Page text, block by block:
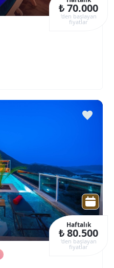
₺ 70.000
‘den başlayan
fiyatlar
Haftalık
₺ 80.500
‘den başlayan
fiyatlar